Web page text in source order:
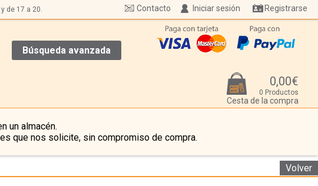
de 17 a 20. Iniciar sesión Registrarse
Contacto
Búsqueda avanzada
0,00€
0 Productos
Cesta de la compra
un almacén.
que nos solicite, sin compromiso de compra.
Volver